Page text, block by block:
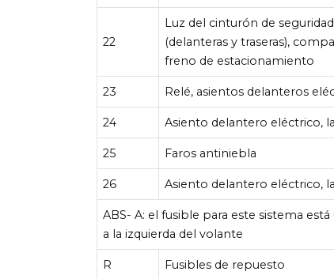
22
Luz del cinturón de
(delanteras y traseras),
freno de estacionamiento
23 Relé, asientos delanteros
24 Asiento delantero eléctrico,
25 Faros antiniebla
26 Asiento delantero eléctrico,
ABS- A: el fusible para este sistema
a la izquierda del volante
R Fusibles de repuesto